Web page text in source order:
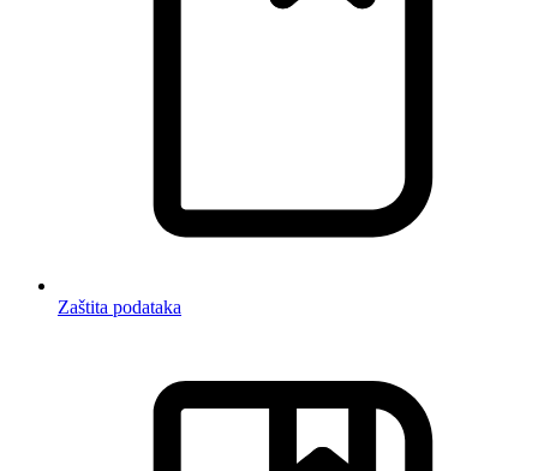
Zaštita podataka